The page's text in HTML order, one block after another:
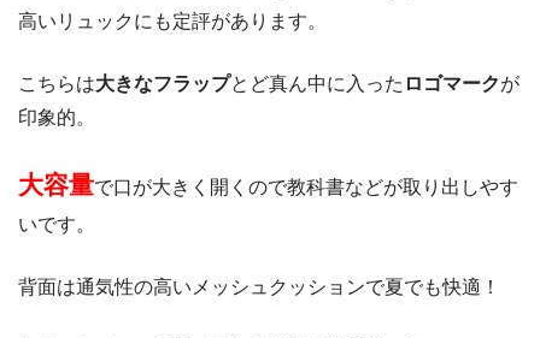
高いリュックにも定評があります。
こちらは大きなフラップとど真ん中に入った ロゴマークが
印象的。
大容量で口が大きく開くので教科書などが取り出しやす
いです。
背面は通気性の高いメッシュクッションで夏でも快適！